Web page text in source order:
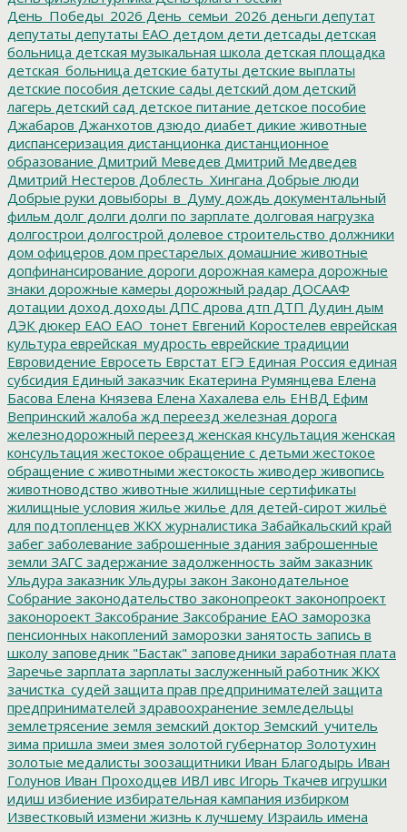
День_Победы_2026 День_семьи_2026 деньги депутат
депутаты депутаты ЕАО детдом дети детсады детская
больница детская музыкальная школа детская площадка
детская_больница детские батуты детские выплаты
детские пособия детские сады детский дом детский
лагерь детский сад детское питание детское пособие
Джабаров Джанхотов дзюдо диабет дикие животные
диспансеризация дистанционка дистанционное
образование Дмитрий Меведев Дмитрий Медведев
Дмитрий Нестеров Доблесть_Хингана Добрые люди
Добрые руки довыборы_в_Думу дождь документальный
фильм долг долги долги по зарплате долговая нагрузка
долгострои долгострой долевое строительство должники
дом офицеров дом престарелых домашние животные
допфинансирование дороги дорожная камера дорожные
знаки дорожные камеры дорожный радар ДОСААФ
дотации доход доходы ДПС дрова дтп ДТП Дудин дым
ДЭК дюкер ЕАО ЕАО_тонет Евгений Коростелев еврейская
культура еврейская_мудрость еврейские традиции
Евровидение Евросеть Еврстат ЕГЭ Единая Россия единая
субсидия Единый заказчик Екатерина Румянцева Елена
Басова Елена Князева Елена Хахалева ель ЕНВД Ефим
Вепринский жалоба жд переезд железная дорога
железнодорожный переезд женская кнсультация женская
консультация жестокое обращение с детьми жестокое
обращение с животными жестокость живодер живопись
животноводство животные жилищные сертификаты
жилищные условия жилье жилье для детей-сирот жильё
для подтопленцев ЖКХ журналистика Забайкальский край
забег заболевание заброшенные здания заброшенные
земли ЗАГС задержание задолженность займ заказник
Ульдура заказник Ульдуры закон Законодательное
Собрание законодательство законопреокт законопроект
законороект Заксобрание Заксобрание ЕАО заморозка
пенсионных накоплений заморозки занятость запись в
школу заповедник "Бастак" заповедники заработная плата
Заречье зарплата зарплаты заслуженный работник ЖКХ
зачистка_судей защита прав предпринимателей защита
предпринимателей здравоохранение земледельцы
землетрясение земля земский доктор Земский_учитель
зима пришла змеи змея золотой губернатор Золотухин
золотые медалисты зоозащитники Иван Благодырь Иван
Голунов Иван Проходцев ИВЛ ивс Игорь Ткачев игрушки
идиш избиение избирательная кампания избирком
Известковый измени жизнь к лучшему Израиль имена